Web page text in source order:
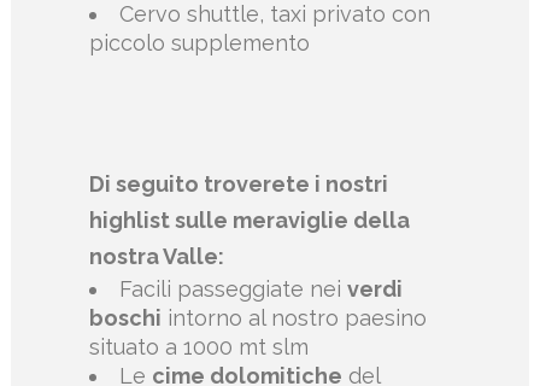
Cervo shuttle, taxi privato con
piccolo supplemento
Di seguito troverete i nostri
highlist sulle meraviglie della
nostra Valle:
Facili passeggiate nei verdi
boschi intorno al nostro paesino
situato a 1000 mt slm
Le cime dolomitiche del